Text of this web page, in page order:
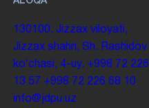
130100. Jizzax viloyati,
Jizzax shahri, Sh. Rashidov
koʻchasi, 4-uy. +998 72 226
13 57 +998 72 226 68 10
info@jdpu.uz